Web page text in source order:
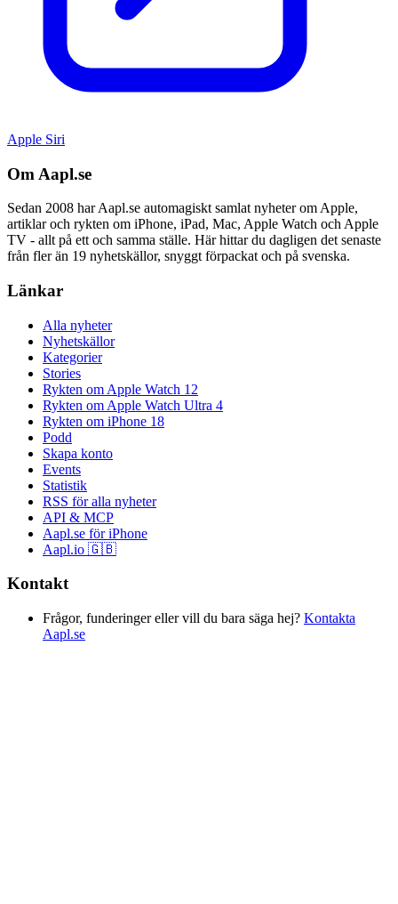
Apple Siri
Om Aapl.se
Sedan 2008 har Aapl.se automagiskt samlat nyheter om Apple,
artiklar och rykten om iPhone, iPad, Mac, Apple Watch och Apple
TV - allt på ett och samma ställe. Här hittar du dagligen det senaste
från fler än 19 nyhetskällor, snyggt förpackat och på svenska.
Länkar
Alla nyheter
Nyhetskällor
Kategorier
Stories
Rykten om Apple Watch 12
Rykten om Apple Watch Ultra 4
Rykten om iPhone 18
Podd
Skapa konto
Events
Statistik
RSS för alla nyheter
API & MCP
Aapl.se för iPhone
Aapl.io 🇬🇧
Kontakt
Frågor, funderinger eller vill du bara säga hej? Kontakta
Aapl.se